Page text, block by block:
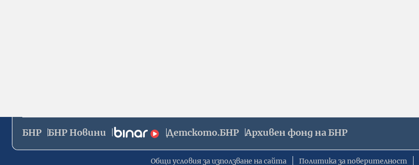
БНР БНР Новини Детското.БНР Архивен фонд на БНР
Общи условия за използване на сайта Политика за поверителност